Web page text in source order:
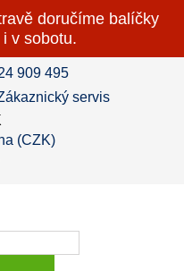
doručíme balíčky
v sobotu.
909 495
servis
(CZK)